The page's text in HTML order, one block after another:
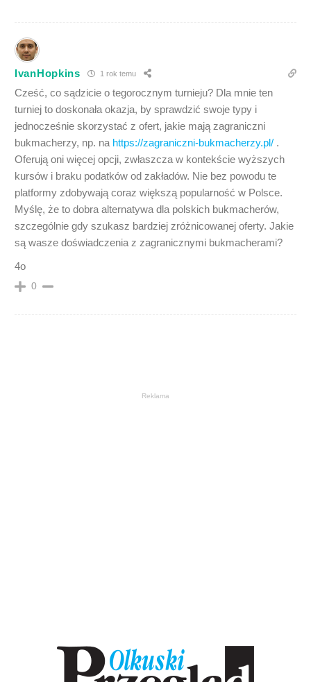
IvanHopkins 1 rok temu
Cześć, co sądzicie o tegorocznym turnieju? Dla mnie ten
turniej to doskonała okazja, by sprawdzić swoje typy i
jednocześnie skorzystać z ofert, jakie mają zagraniczni
bukmacherzy, np. na https://zagraniczni-bukmacherzy.pl/ .
Oferują oni więcej opcji, zwłaszcza w kontekście wyższych
kursów i braku podatków od zakładów. Nie bez powodu te
platformy zdobywają coraz większą popularność w Polsce.
Myślę, że to dobra alternatywa dla polskich bukmacherów,
szczególnie gdy szukasz bardziej zróżnicowanej oferty. Jakie
są wasze doświadczenia z zagranicznymi bukmacherami?
4o
0
Reklama